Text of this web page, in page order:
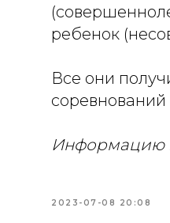
ребенок
Все они
Информацию
2023-07-08 20:08